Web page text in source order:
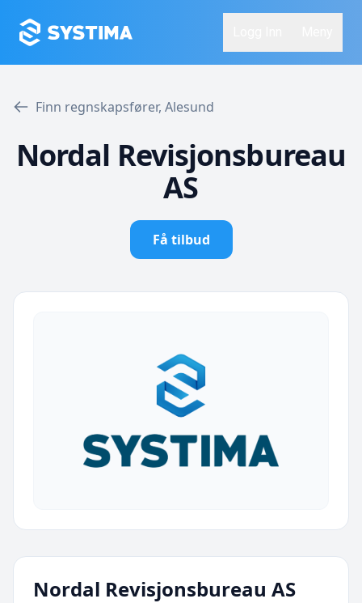
Finn regnskapsfører, Alesund
Nordal Revisjonsbureau
AS
Få tilbud
Nordal Revisjonsbureau AS